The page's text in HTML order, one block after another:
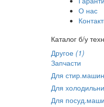
О нас
Каталог б/у
Другое (1)
Запчасти
Для стир.машин
Для
Для